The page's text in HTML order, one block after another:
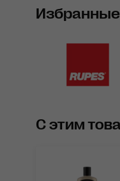
С этим